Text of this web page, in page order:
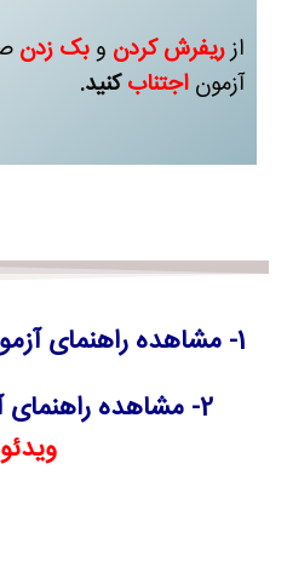
ازریفرش کردن وبک زدن
آزمون اجتنابکنید.
1- مشاهده راهنمای آزمون به صورت
2- مشاهده راهنمای آزمون به صورت
ویدئو